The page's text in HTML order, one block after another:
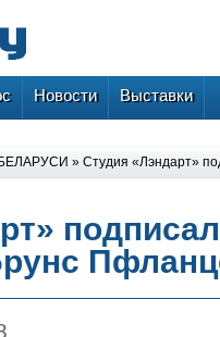
Новости Выставки
» Студия «Лэндарт»